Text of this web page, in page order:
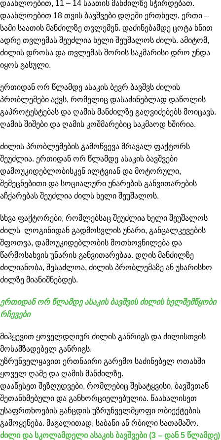
დაახლოებით, 11 – 14 საათის მანძილზე სჭირდებათ.
დაახლოებით 18 თვის ბავშვები დღეში ერთხელ, ერთი –
სამი საათის მანძილზე თვლემენ. დაძინებამდე ცოტა ხნით
ადრე თვლემას შეუძლია ხელი შეუშალოს ძილს. ამიტომ,
ძილის დროსა და თვლემას შორის საკმარისი დრო უნდა
იყოს გასული.
ერთიდან ორ წლამდე ასაკის ბევრ ბავშვს ძილის
პრობლემები აქვს, რომელიც დასაძინებლად დაწოლის
გაპროტესტებას და ღამის მანძილზე გაღვიძებებს მოიცავს.
ღამის შიშები და ღამის კოშმარებიც საკმაოდ ხშირია.
ძილის პრობლემების გამოწვევა მრავალ ფაქტორს
შეუძლია. ერთიდან ორ წლამდე ასაკის ბავშვები
დამოუკიდებლობისკენ ილტვიან და მოტორული,
შემეცნებითი და სოციალური უნარების განვითარების
აჩქარებას შეუძლია ძილს ხელი შეუშალოს.
სხვა ფაქტორები, რომლებსაც შეუძლია ხელი შეუშალოს
ძილს ლოგინიდან გადმოსვლის უნარი, განცალკევების
შფოთვა, დამოუკიდებლობის მოთხოვნილება და
წარმოსახვის უნარის განვითარებაა. დღის მანძილზე
ძილიანობა, შესაძლოა, ძილის პრობლემაზე ან უხარისხო
ძილზე მიანიშნებდეს.
ერთიდან ორ წლამდე ასაკის ბავშვის ძილის ხელშემწყობი
რჩევები
მიჰყევით ყოველდღიურ ძილის განრიგს და ძილისთვის
მოსამზადებელ განრიგს.
უზრუნველყავით ერთნაირი გარემო საძინებელ ოთახში
ყოველ ღამე და ღამის მანძილზე.
დააწესეთ შეზღუდვები, რომლებიც შესატყვისი, ბავშვთან
შეთანხმებული და განხორციელებულია. წაახალისეთ
უსაფრთხოების განცდის უზრუნველმყოფი ობიექტების
გამოყენება. მაგალითად, საბანი ან რბილი სათამაშო.
ძილი და სკოლამდელი ასაკის ბავშვები (3 – დან 5 წლამდე)